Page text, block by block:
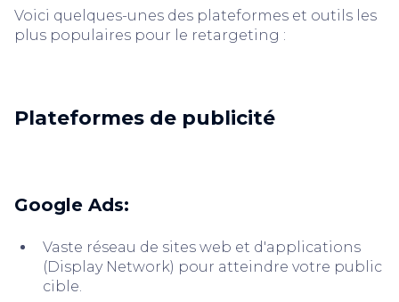
Voici quelques-unes des plateformes et outils les
plus populaires pour le retargeting :
Plateformes de publicité
Google Ads:
Vaste réseau de sites web et d'applications
(Display Network) pour atteindre votre public
cible.